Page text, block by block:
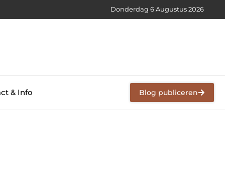
Donderdag 6 Augustus 2026
& Info Blog publiceren